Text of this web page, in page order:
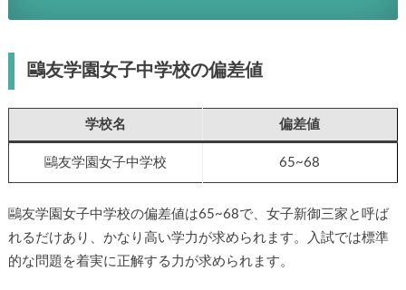
鷗友学園女子中学校の偏差値
学校名 偏差値
鷗友学園女子中学校 65~68
鷗友学園女子中学校の偏差値は65~68で、女子新御三家と呼ば
れるだけあり、かなり高い学力が求められます。入試では標準
的な問題を着実に正解する力が求められます。